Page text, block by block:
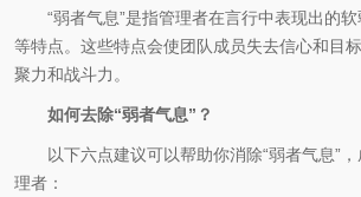
“弱者气息”是指管理者在言行中表现出的
等特点。这些特点会使团队成员失去信心和目
聚力和战斗力。
如何去除“弱者气息”？
以下六点建议可以帮助你消除“弱者气息”
理者：